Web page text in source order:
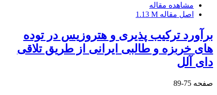
مشاهده مقاله
اصل مقاله 1.13 M
برآورد ترکیب‏ پذیری و هتروزیس در توده‏
های خربزه و طالبی ایرانی از طریق تلاقی
دای‏ آلل
صفحه 75-89